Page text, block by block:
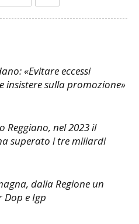
«Evitare eccessi
insistere sulla promozione»
Reggiano, nel 2023 il
superato i tre miliardi
dalla Regione un
Dop e Igp